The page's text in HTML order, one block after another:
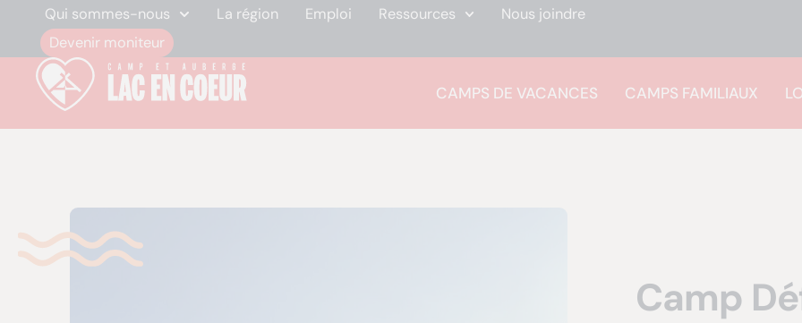
Qui sommes-nous La région Emploi Ressources
Nous joindre
Devenir moniteur
CAMPS DE VACANCES CAMPS FAMILIAUX
Camp